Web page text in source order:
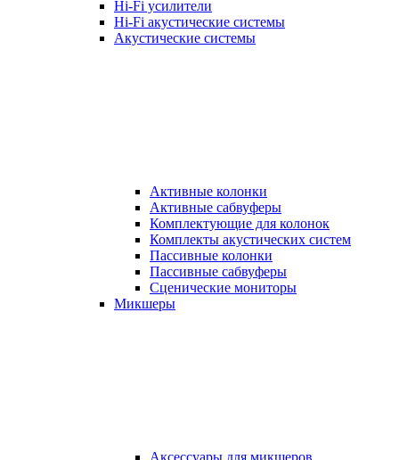
Hi-Fi усилители
Hi-Fi акустические системы
Акустические системы
Активные колонки
Активные сабвуферы
Комплектующие для колонок
Комплекты акустических систем
Пассивные колонки
Пассивные сабвуферы
Сценические мониторы
Микшеры
Аксессуары для микшеров